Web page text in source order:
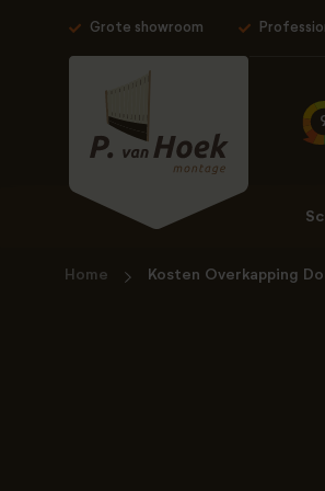
Grote showroom
Home Kosten Overkapping